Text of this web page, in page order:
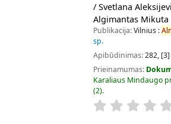
/ Svetlana
Algimantas Mikuta
Publikacija:Vilnius :
sp.
Apibūdinimas:282,
Prieinamumas:
Karaliaus Mindaugo
(2).